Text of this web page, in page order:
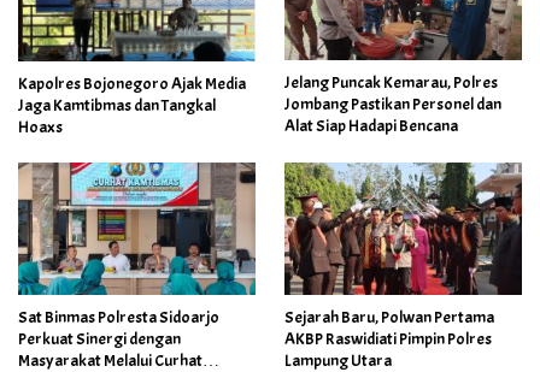
Kapolres Bojonegoro Ajak Media
Jaga Kamtibmas dan Tangkal
Hoaxs
Jelang Puncak Kemarau, Polres
Jombang Pastikan Personel dan
Alat Siap Hadapi Bencana
Sat Binmas Polresta Sidoarjo
Perkuat Sinergi dengan
Masyarakat Melalui Curhat
Sejarah Baru, Polwan Pertama
AKBP Raswidiati Pimpin Polres
Lampung Utara